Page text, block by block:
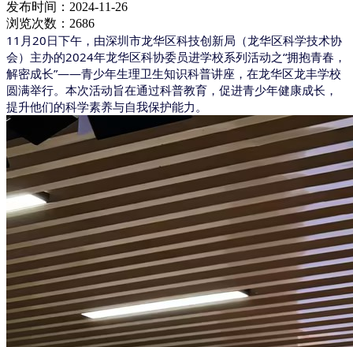
发布时间： 2024-11-26
浏览次数： 2686
11月20日下午，由深圳市龙华区科技创新局（龙华区科学技术协
会）主办的2024年龙华区科协委员进学校系列活动之“拥抱青春，
解密成长”——青少年生理卫生知识科普讲座，在龙华区龙丰学校
圆满举行。本次活动旨在通过科普教育，促进青少年健康成长，
提升他们的科学素养与自我保护能力。